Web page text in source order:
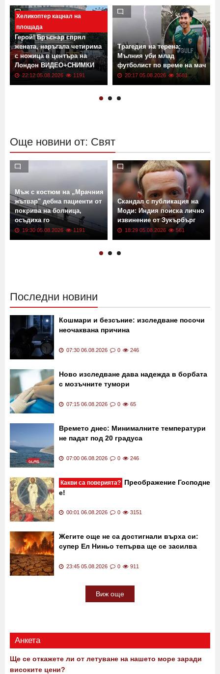
Хеликоптер кацнал на
площада
Герой! Бръснар спрял
жената, наръгала четирима
с ножица в центъра на
Лондон ВИДЕО+СНИМКИ
22:12 05.08.2026 1191
Трагедия на терена:
Мълния уби млад
футболист по време на мач
20:17 05.08.2026 3681
Още новини от: Свят
Мъж с костюм на „Мрачния
жътвар" дебна пациенти от
покрива на болница,
осъдиха го
19:30 05.08.2026 1191
Скандал с публикация на
Моди: Индия поиска лично
извинение от Зукърбърг
18:29 05.08.2026 561
Последни новини
Кошмари и безсъние: изследване посочи
неочаквана причина
07:30 06.08.2026 0 246
Ново изследване дава надежда в борбата
с мозъчните тумори
07:15 06.08.2026 0 65
Времето днес: Минималните температури
не падат под 20 градуса
07:00 06.08.2026 0 246
Какви са поверията? Преображение Господне
е!
00:01 06.08.2026 0 3151
Жегите още не са достигнали върха си:
супер Ел Ниньо тепърва ще се засилва
23:45 05.08.2026 0 911
Виж още
Анкета
Ще се откажете ли от летуване на нашето море заради
високите цени?